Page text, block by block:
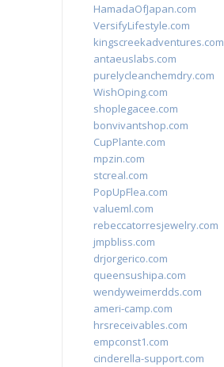
HamadaOfJapan.com
VersifyLifestyle.com
kingscreekadventures.com
antaeuslabs.com
purelycleanchemdry.com
WishOping.com
shoplegacee.com
bonvivantshop.com
CupPlante.com
mpzin.com
stcreal.com
PopUpFlea.com
valueml.com
rebeccatorresjewelry.com
jmpbliss.com
drjorgerico.com
queensushipa.com
wendyweimerdds.com
ameri-camp.com
hrsreceivables.com
empconst1.com
cinderella-support.com